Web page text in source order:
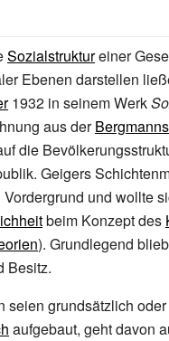
Sozialstruktureiner
Ebenen darstellen
1932 in seinem Werk
aus der
die
Geigers
und wollte
beim Konzept des
). Grundlegend
Besitz.
seien grundsätzlich
aufgebaut, geht davon